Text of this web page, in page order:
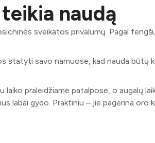
naudą
sveikatos privalumų. Pagal
statyti savo namuose, kad nauda būtų
laiko praleidžiame patalpose, o augalų
labai gydo. Praktiniu – jie pagerina oro